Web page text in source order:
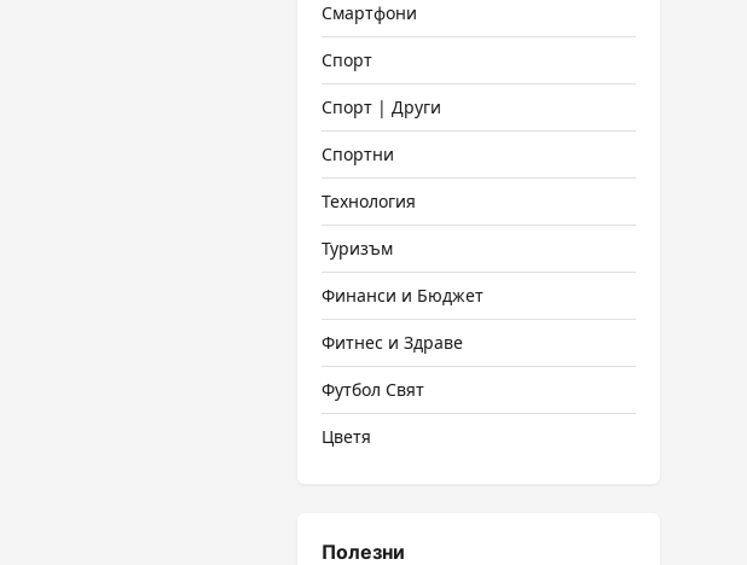
Смартфони
Спорт
Спорт | Други
Спортни
Технология
Туризъм
Финанси и Бюджет
Фитнес и Здраве
Футбол Свят
Цветя
Полезни